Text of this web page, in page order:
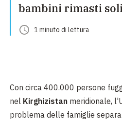
bambini rimasti soli
1 minuto di lettura
Con circa 400.000 persone
nel Kirghizistan meridionale,
problema delle famiglie